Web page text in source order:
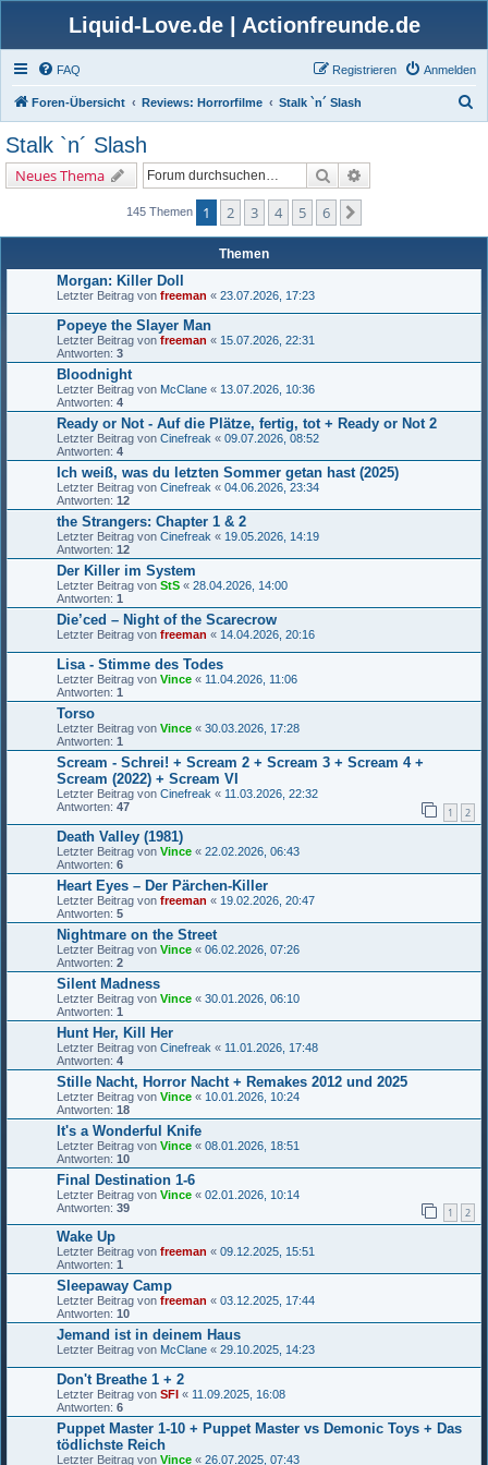
Liquid-Love.de | Actionfreunde.de
FAQ Anmelden
Registrieren
Foren-Übersicht Reviews: Horrorfilme Stalk `n´ Slash
Stalk `n´ Slash
Neues Thema Suche
145 Themen 1 2 3 4 5 6
Themen
Morgan: Killer Doll
Letzter Beitrag von freeman « 23.07.2026, 17:23
Popeye the Slayer Man
Letzter Beitrag von freeman « 15.07.2026, 22:31
Antworten: 3
Bloodnight
Letzter Beitrag von McClane « 13.07.2026, 10:36
Antworten: 4
Ready or Not - Auf die Plätze, fertig, tot + Ready or Not 2
Letzter Beitrag von Cinefreak « 09.07.2026, 08:52
Antworten: 4
Ich weiß, was du letzten Sommer getan hast (2025)
Letzter Beitrag von Cinefreak « 04.06.2026, 23:34
Antworten: 12
the Strangers: Chapter 1 & 2
Letzter Beitrag von Cinefreak « 19.05.2026, 14:19
Antworten: 12
Der Killer im System
Letzter Beitrag von StS « 28.04.2026, 14:00
Antworten: 1
Die’ced – Night of the Scarecrow
Letzter Beitrag von freeman « 14.04.2026, 20:16
Lisa - Stimme des Todes
Letzter Beitrag von Vince « 11.04.2026, 11:06
Antworten: 1
Torso
Letzter Beitrag von Vince « 30.03.2026, 17:28
Antworten: 1
Scream - Schrei! + Scream 2 + Scream 3 + Scream 4 +
Scream (2022) + Scream VI
Letzter Beitrag von Cinefreak « 11.03.2026, 22:32
Antworten: 47 1 2
Death Valley (1981)
Letzter Beitrag von Vince « 22.02.2026, 06:43
Antworten: 6
Heart Eyes – Der Pärchen-Killer
Letzter Beitrag von freeman « 19.02.2026, 20:47
Antworten: 5
Nightmare on the Street
Letzter Beitrag von Vince « 06.02.2026, 07:26
Antworten: 2
Silent Madness
Letzter Beitrag von Vince « 30.01.2026, 06:10
Antworten: 1
Hunt Her, Kill Her
Letzter Beitrag von Cinefreak « 11.01.2026, 17:48
Antworten: 4
Stille Nacht, Horror Nacht + Remakes 2012 und 2025
Letzter Beitrag von Vince « 10.01.2026, 10:24
Antworten: 18
It's a Wonderful Knife
Letzter Beitrag von Vince « 08.01.2026, 18:51
Antworten: 10
Final Destination 1-6
Letzter Beitrag von Vince « 02.01.2026, 10:14
Antworten: 39 1 2
Wake Up
Letzter Beitrag von freeman « 09.12.2025, 15:51
Antworten: 1
Sleepaway Camp
Letzter Beitrag von freeman « 03.12.2025, 17:44
Antworten: 10
Jemand ist in deinem Haus
Letzter Beitrag von McClane « 29.10.2025, 14:23
Don't Breathe 1 + 2
Letzter Beitrag von SFI « 11.09.2025, 16:08
Antworten: 6
Puppet Master 1-10 + Puppet Master vs Demonic Toys + Das
tödlichste Reich
Letzter Beitrag von Vince « 26.07.2025, 07:43